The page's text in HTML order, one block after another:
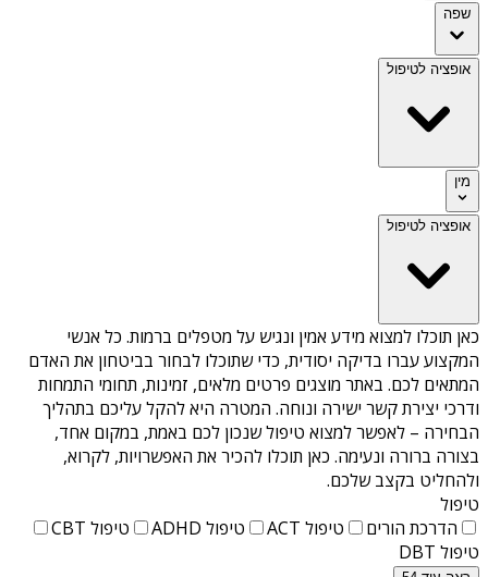
שפה
אופציה לטיפול
מין
אופציה לטיפול
כאן תוכלו למצוא מידע אמין ונגיש על מטפלים ברמות. כל אנשי
המקצוע עברו בדיקה יסודית, כדי שתוכלו לבחור בביטחון את האדם
המתאים לכם. באתר מוצגים פרטים מלאים, זמינות, תחומי התמחות
ודרכי יצירת קשר ישירה ונוחה. המטרה היא להקל עליכם בתהליך
הבחירה – לאפשר למצוא טיפול שנכון לכם באמת, במקום אחד,
בצורה ברורה ונעימה. כאן תוכלו להכיר את האפשרויות, לקרוא,
ולהחליט בקצב שלכם.
טיפול
הדרכת הורים
טיפול ACT טיפול ADHD
טיפול CBT
טיפול DBT